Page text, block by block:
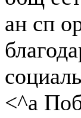
ан сп
<^а